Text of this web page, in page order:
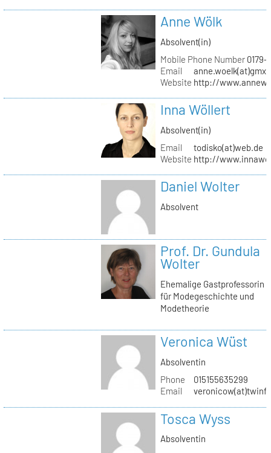
Anne Wölk
Absolvent(in)
Mobile Phone Number0179-
Email
Website http://
Inna Wöllert
Absolvent(in)
Email
todisko(at)web.de
Website http://
Daniel Wolter
Absolvent
Prof. Dr. Gundula
Wolter
Ehemalige Gastprofessorin
für Modegeschichte und
Modetheorie
Veronica Wüst
Absolventin
Phone
015155635299
Email
Tosca Wyss
Absolventin